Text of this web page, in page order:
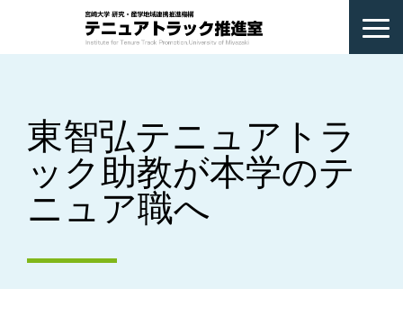
東智弘テニュアトラ
ック助教が本学のテ
ニュア職へ